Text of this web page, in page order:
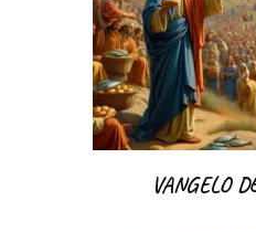
VANGELO